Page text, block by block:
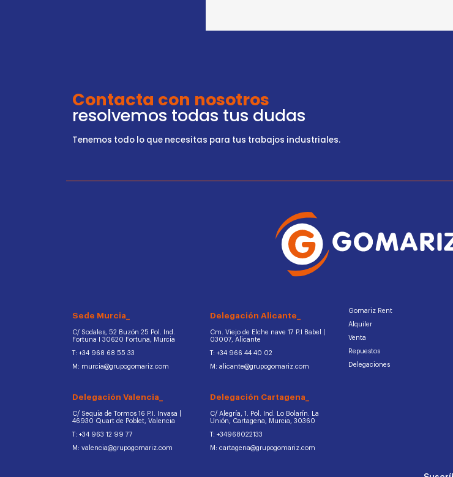
Contacta con nosotros
resolvemos todas tus dudas
Tenemos todo lo que necesitas para tus trabajos industriales.
Sede Murcia_
C/ Sodales, 52 Buzón 25 Pol. Ind.
Fortuna I 30620 Fortuna, Murcia
T: +34 968 68 55 33
M: murcia@grupogomariz.com
Delegación Valencia_
C/ Sequia de Tormos 16 P.I. Invasa |
46930 Quart de Poblet, Valencia
T: +34 963 12 99 77
M: valencia@grupogomariz.com
Delegación Alicante_
Cm. Viejo de Elche nave 17 P.I Babel |
03007, Alicante
T: +34 966 44 40 02
M: alicante@grupogomariz.com
Delegación Cartagena_
C/ Alegría, 1. Pol. Ind. Lo Bolarín. La
Unión, Cartagena, Murcia, 30360
T: +34968022133
M: cartagena@grupogomariz.com
Gomariz Rent
Alquiler
Venta
Repuestos
Delegaciones